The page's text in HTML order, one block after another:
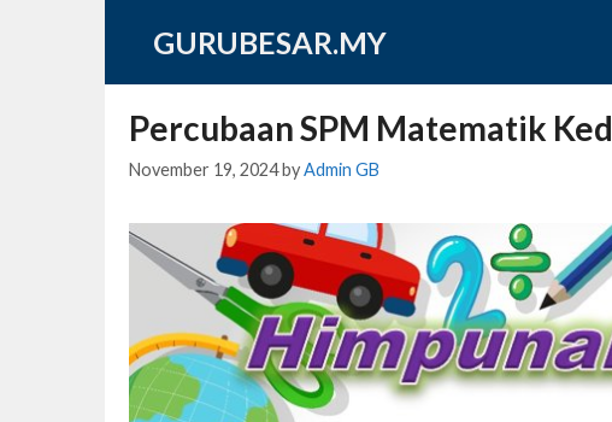
GURUBESAR.MY
Percubaan SPM Matematik
November 19, 2024byAdmin GB